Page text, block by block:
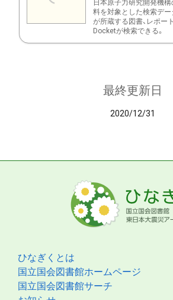
日本原子力研究開発機
料を対象とした検索デー
が所蔵する図書、レポート
Docketが検索できる。
最終更新日
2020/12/31
ひなぎくとは
国立国会図書館ホームページ
国立国会図書館サーチ